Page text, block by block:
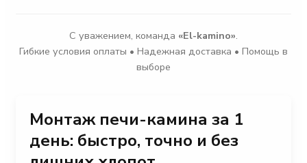
С уважением, команда «El-kamino».
Гибкие условия оплаты • Надежная доставка • Помощь в
выборе
Монтаж печи-камина за 1
день: быстро, точно и без